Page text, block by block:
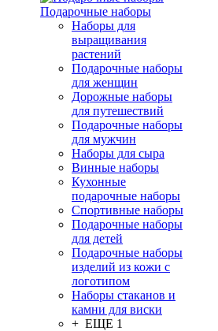
Подарочные наборы
Наборы для
выращивания
растений
Подарочные наборы
для женщин
Дорожные наборы
для путешествий
Подарочные наборы
для мужчин
Наборы для сыра
Винные наборы
Кухонные
подарочные наборы
Спортивные наборы
Подарочные наборы
для детей
Подарочные наборы
изделий из кожи с
логотипом
Наборы стаканов и
камни для виски
+ ЕЩЕ 1